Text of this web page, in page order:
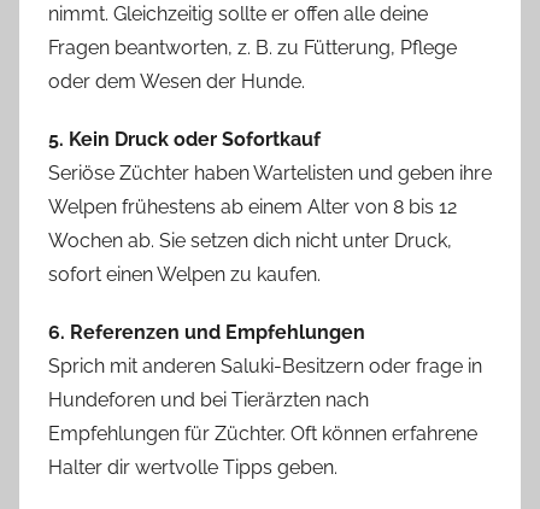
nimmt. Gleichzeitig sollte er offen alle deine
Fragen beantworten, z. B. zu Fütterung, Pflege
oder dem Wesen der Hunde.
5. Kein Druck oder Sofortkauf
Seriöse Züchter haben Wartelisten und geben ihre
Welpen frühestens ab einem Alter von 8 bis 12
Wochen ab. Sie setzen dich nicht unter Druck,
sofort einen Welpen zu kaufen.
6. Referenzen und Empfehlungen
Sprich mit anderen Saluki-Besitzern oder frage in
Hundeforen und bei Tierärzten nach
Empfehlungen für Züchter. Oft können erfahrene
Halter dir wertvolle Tipps geben.